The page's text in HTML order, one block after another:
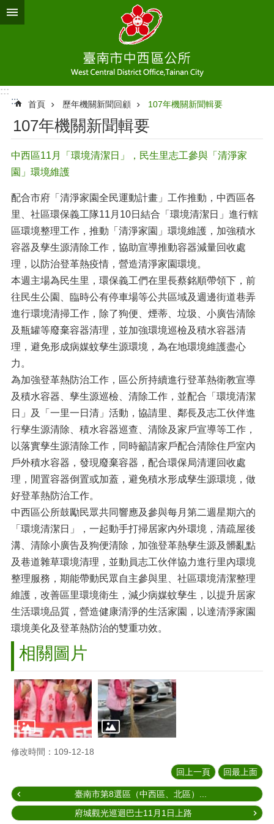
跳到主要內容區塊
:::
:::
首頁 歷年機關新聞回顧 107年機關新聞輯要
107年機關新聞輯要
中西區11月「環境清潔日」，民生里志工參與「清淨家
園」環境維護
配合市府「清淨家園全民運動計畫」工作推動，中西區各
里、社區環保義工隊11月10日結合「環境清潔日」進行轄
區環境整理工作，推動「清淨家園」環境維護，加強積水
容器及孳生源清除工作，協助宣導推動容器減量回收處
理，以防治登革熱疫情，營造清淨家園環境。
本週主場為民生里，環保義工們在里長蔡銘順帶領下，前
往民生公園、臨時公有停車場等公共區域及週邊街道巷弄
進行環境清掃工作，除了狗便、煙蒂、垃圾、小廣告清除
及瓶罐等廢棄容器清理，並加強環境巡檢及積水容器清
理，避免形成病媒蚊孳生源環境，為在地環境維護盡心
力。
為加強登革熱防治工作，區公所持續進行登革熱衛教宣導
及積水容器、孳生源巡檢、清除工作，並配合「環境清潔
日」及「一里一日清」活動，協請里、鄰長及志工伙伴進
行孳生源清除、積水容器巡查、清除及家戶宣導等工作，
以落實孳生源清除工作，同時籲請家戶配合清除住戶室內
戶外積水容器，發現廢棄容器，配合環保局清運回收處
理，閒置容器倒置或加蓋，避免積水形成孳生源環境，做
好登革熱防治工作。
中西區公所鼓勵民眾共同響應及參與每月第二週星期六的
「環境清潔日」，一起動手打掃居家內外環境，清疏屋後
溝、清除小廣告及狗便清除，加強登革熱孳生源及髒亂點
及巷道雜草環境清理，並動員志工伙伴協力進行里內環境
整理服務，期能帶動民眾自主參與里、社區環境清潔整理
維護，改善區里環境衛生，減少病媒蚊孳生，以提升居家
生活環境品質，營造健康清淨的生活家園，以達清淨家園
環境美化及登革熱防治的雙重功效。
相關圖片
修改時間：109-12-18
回上一頁 回最上面
臺南市第8選區（中西區、北區）...
府城觀光巡迴巴士11月1日上路